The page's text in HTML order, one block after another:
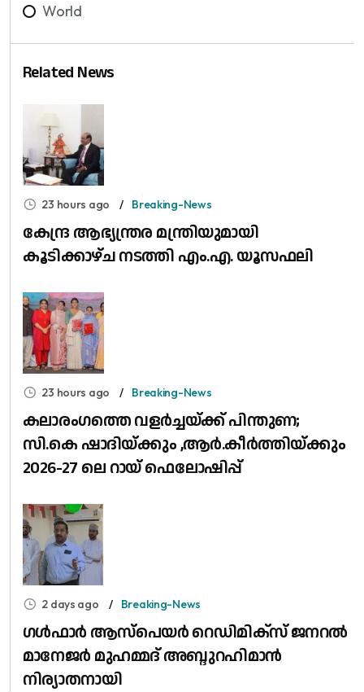
World
Related News
23 hours ago Breaking-News
കേന്ദ്ര ആഭ്യന്ത്രര മന്ത്രിയുമായി
കൂടിക്കാഴ്ച നടത്തി എം.എ. യൂസഫലി
23 hours ago Breaking-News
കലാരംഗത്തെ വളർച്ചയ്ക്ക് പിന്തുണ;
സി.കെ ഷാദിയ്ക്കും ,ആർ.കീർത്തിയ്ക്കും
2026-27 ലെ റായ് ഫെലോഷിപ്പ്
2 days ago Breaking-News
​ഗൾഫാർ ആസ്പെയർ റെഡിമിക്സ് ജനറൽ
മാനേജർ മുഹമ്മദ് അബ്ദുറഹിമാൻ
നിര്യാതനായി